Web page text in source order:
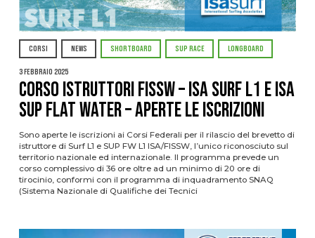
CORSI NEWS SHORTBOARD SUP RACE LONGBOARD
3 Febbraio 2025
CORSO ISTRUTTORI FISSW – ISA SURF L1 e ISA
SUP Flat Water – APERTE LE ISCRIZIONI
Sono aperte le iscrizioni ai Corsi Federali per il rilascio del brevetto di
istruttore di Surf L1 e SUP FW L1 ISA/FISSW, l’unico riconosciuto sul
territorio nazionale ed internazionale. Il programma prevede un
corso complessivo di 36 ore oltre ad un minimo di 20 ore di
tirocinio, conformi con il programma di inquadramento SNAQ
(Sistema Nazionale di Qualifiche dei Tecnici